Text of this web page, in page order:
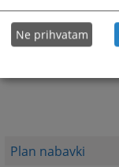
Plan nabavki
Ne prihvatam